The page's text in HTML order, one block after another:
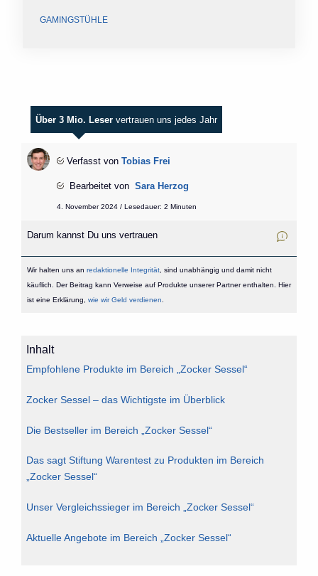
GAMINGSTÜHLE
Über 3 Mio. Leser vertrauen uns jedes Jahr
Verfasst von Tobias Frei
Bearbeitet von Sara Herzog
4. November 2024 / Lesedauer: 2 Minuten
Darum kannst Du uns vertrauen
Wir halten uns an redaktionelle Integrität, sind unabhängig und damit nicht
käuflich. Der Beitrag kann Verweise auf Produkte unserer Partner enthalten. Hier
ist eine Erklärung, wie wir Geld verdienen
Inhalt
Empfohlene Produkte im Bereich „Zocker Sessel“
Zocker Sessel – das Wichtigste im Überblick
Die Bestseller im Bereich „Zocker Sessel“
Das sagt Stiftung Warentest zu Produkten im Bereich
„Zocker Sessel“
Unser Vergleichssieger im Bereich „Zocker Sessel“
Aktuelle Angebote im Bereich „Zocker Sessel“